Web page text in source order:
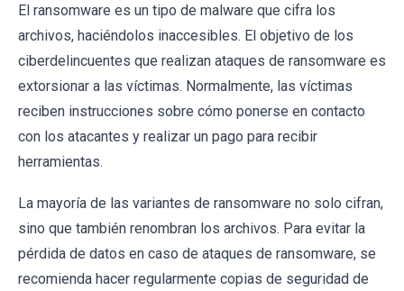
El ransomware es un tipo de malware que cifra los
archivos, haciéndolos inaccesibles. El objetivo de los
ciberdelincuentes que realizan ataques de ransomware es
extorsionar a las víctimas. Normalmente, las víctimas
reciben instrucciones sobre cómo ponerse en contacto
con los atacantes y realizar un pago para recibir
herramientas.
La mayoría de las variantes de ransomware no solo cifran,
sino que también renombran los archivos. Para evitar la
pérdida de datos en caso de ataques de ransomware, se
recomienda hacer regularmente copias de seguridad de